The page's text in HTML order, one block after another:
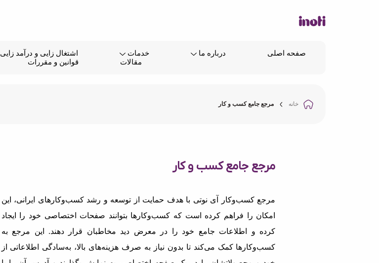
صفحه اصلی درباره ما خدمات اشتغال زایی و درآمد زایی
مقالات
قوانین و مقررات
خانه مرجع جامع کسب و کار
مرجع جامع کسب و کار
مرجع کسب‌وکار آی نوتی با هدف حمایت از توسعه و رشد کسب‌وکارهای ایرانی، این
امکان را فراهم کرده است که کسب‌وکارها بتوانند صفحات اختصاصی خود را ایجاد
کرده و اطلاعات جامع خود را در معرض دید مخاطبان قرار دهند. این مرجع به
کسب‌وکارها کمک می‌کند تا بدون نیاز به صرف هزینه‌های بالا، به‌سادگی اطلاعاتی از